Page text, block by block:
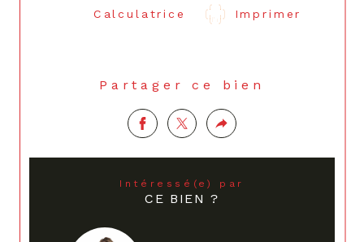
Calculatrice Imprimer
Partager ce bien
Intéressé(e) par
CE BIEN ?